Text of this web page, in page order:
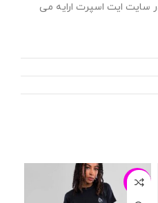
سایت ایت اسپرت ارایه می
-24%